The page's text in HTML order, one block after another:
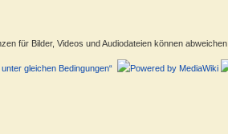
für Bilder, Videos und Audiodateien können abweichen.